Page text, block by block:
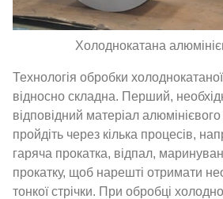
Холоднокатана
Технологія обробки холоднокатаної
відносно складна. Перший,
відповідний матеріал
пройдіть через кілька процесів,
гаряча прокатка, відпал,
прокатку, щоб нарешті отримати
тонкої стрічки. При обробці